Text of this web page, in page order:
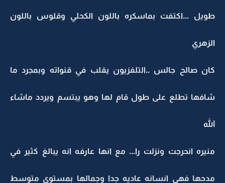
طويل ...اكتفت بماسكره باللون الكحلي وقلوس باللون
الزهري
كان صالح جالس ..التلفزيون يقلب في قنواته وبمجرد ما
شافها تطلع على طول قام لها وهو يبتسم ويردد ماشاء
الله
منيره انحرجت ونزلت را... مع انها عارفه انه يبالغ كثير في
مدحها فهي انسانه عاديه جدا وجمالها بمستوى متوسط